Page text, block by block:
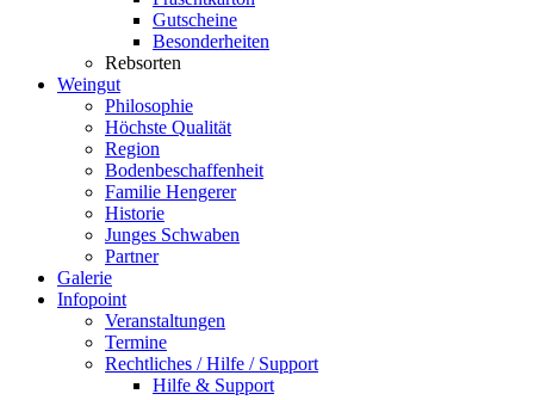
Gutscheine
Besonderheiten
Rebsorten
Weingut
Philosophie
Höchste Qualität
Region
Bodenbeschaffenheit
Familie Hengerer
Historie
Junges Schwaben
Partner
Galerie
Infopoint
Veranstaltungen
Termine
Rechtliches / Hilfe / Support
Hilfe & Support